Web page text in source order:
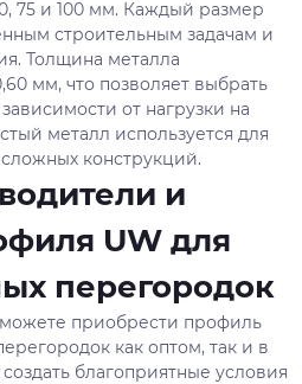
75 и 100 мм. Каждый размер
строительным задачам и
Толщина металла
мм, что позволяет выбрать
от нагрузки на
металл используется для
конструкций.
и
UW для
перегородок
приобрести профиль
как оптом, так и в
благоприятные условия